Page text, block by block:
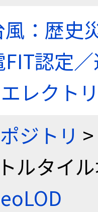
：歴史
認定
レクト
ジトリ >
ルタイ